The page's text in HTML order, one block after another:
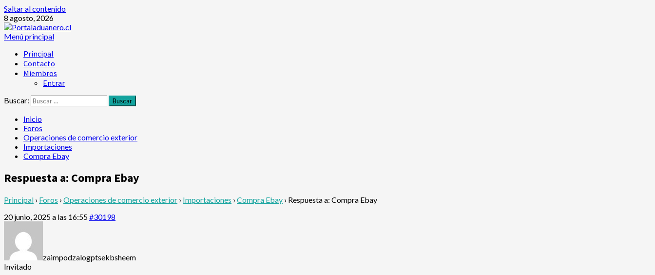
Saltar al contenido
8 agosto, 2026
Menú principal
Principal
Contacto
Miembros
Entrar
Buscar:
Inicio
Foros
Operaciones de comercio exterior
Importaciones
Compra Ebay
Respuesta a: Compra Ebay
Principal › Foros › Operaciones de comercio exterior › Importaciones › Compra Ebay › Respuesta a: Compra Ebay
20 junio, 2025 a las 16:55#30198
zaimpodzalogptsekbsheem
Invitado